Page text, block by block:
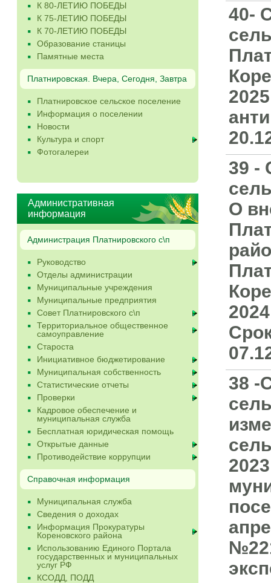
К 80-ЛЕТИЮ ПОБЕДЫ
К 75-ЛЕТИЮ ПОБЕДЫ
К 70-ЛЕТИЮ ПОБЕДЫ
Образование станицы
Памятные места
Платнировская. Вчера, Сегодня, Завтра
Платнировское сельское поселение
Информация о поселении
Новости
Культура и спорт
Фотогалереи
Административная
информация
Администрация Платнировского с\п
Руководство
Отделы администрации
Муниципальные учреждения
Муниципальные предприятия
Совет Платнировского с\п
Территориальное общественное
самоуправление
Староста
Инициативное бюджетирование
Муниципальная собственность
Статистические отчеты
Проверки
Кадровое обеспечение и
муниципальная служба
Бесплатная юридическая помощь
Открытые данные
Противодействие коррупции
Справочная информация
Муниципальная служба
Сведения о доходах
Информация Прокуратуры
Кореновского района
Использованию Единого Портала
государственных и муниципальных
услуг РФ
КСОДД, ПОДД
40-
39 -
О
38 -